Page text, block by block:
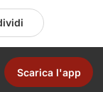
Scarica l'app